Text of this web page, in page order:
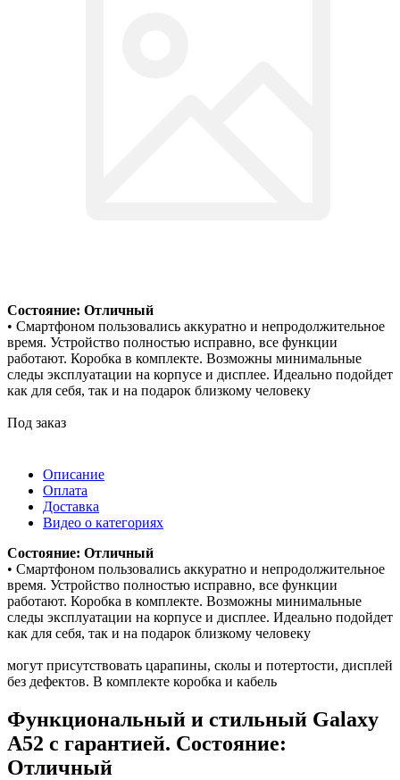
Состояние: Отличный
• Смартфоном пользовались аккуратно и непродолжительное
время. Устройство полностью исправно, все функции
работают. Коробка в комплекте. Возможны минимальные
следы эксплуатации на корпусе и дисплее. Идеально подойдет
как для себя, так и на подарок близкому человеку
Под заказ
Описание
Оплата
Доставка
Видео о категориях
Состояние: Отличный
• Смартфоном пользовались аккуратно и непродолжительное
время. Устройство полностью исправно, все функции
работают. Коробка в комплекте. Возможны минимальные
следы эксплуатации на корпусе и дисплее. Идеально подойдет
как для себя, так и на подарок близкому человеку
могут присутствовать царапины, сколы и потертости, дисплей
без дефектов. В комплекте коробка и кабель
Функциональный и стильный Galaxy
A52 с гарантией. Состояние:
Отличный